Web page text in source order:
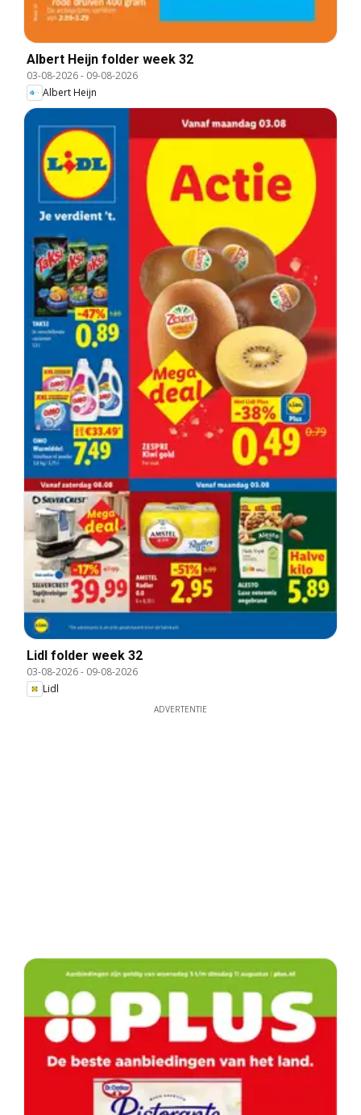
Albert Heijn folder week 32
03-08-2026- 09-08-2026
Albert Heijn
Lidl folder week 32
03-08-2026- 09-08-2026
Lidl
ADVERTENTIE